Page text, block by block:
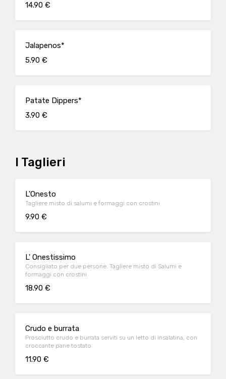
14.90 €
Jalapenos*
5.90 €
Patate Dippers*
3.90 €
I Taglieri
L'Onesto
Tagliere misto di salumi e formaggi con crostini
9.90 €
L' Onestissimo
Consigliato per due persone. Tagliere misto di Salumi e
formaggi con crostini
18.90 €
Crudo e burrata
Prosciutto crudo e burrata serviti su un letto di insalatina, con
croccante pane tostato
11.90 €